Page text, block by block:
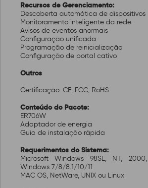
Recursos de Gerenciamento:
Descoberta automática de dispositivos
Monitoramento inteligente da rede
Avisos de eventos anormais
Configuração unificada
Programação de reinicialização
Configuração de portal cativo
Outros
Certificação: CE, FCC, RoHS
Conteúdo do Pacote:
ER706W
Adaptador de energia
Guia de instalação rápida
Requerimentos do Sistema:
Microsoft Windows 98SE, NT,
Windows 7/8/8.1/10/11
MAC OS, NetWare, UNIX ou Linux